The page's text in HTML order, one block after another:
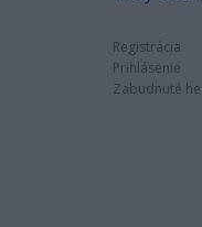
Registrácia
Prihlásenie
Zabudnuté